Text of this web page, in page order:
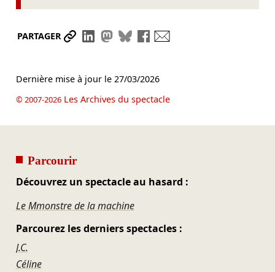
PARTAGER Partager le lien
Partager sur LinkedIn
Partager sur Mastodon
Partager sur Bluesky
Partager sur Facebook
Dernière mise à jour le 27/03/2026
© 2007-2026Les Archives du spectacle
Parcourir
Découvrez un spectacle au hasard :
Le Mmonstre de la machine
Parcourez les derniers spectacles :
J.C.
Céline